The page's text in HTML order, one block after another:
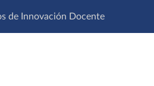
de Innovación Docente